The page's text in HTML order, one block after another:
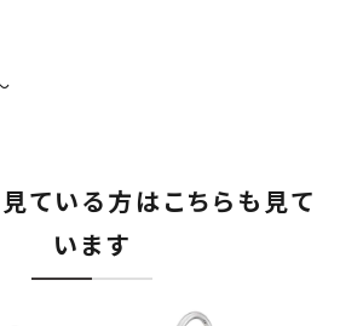
ている方はこちらも見て
います